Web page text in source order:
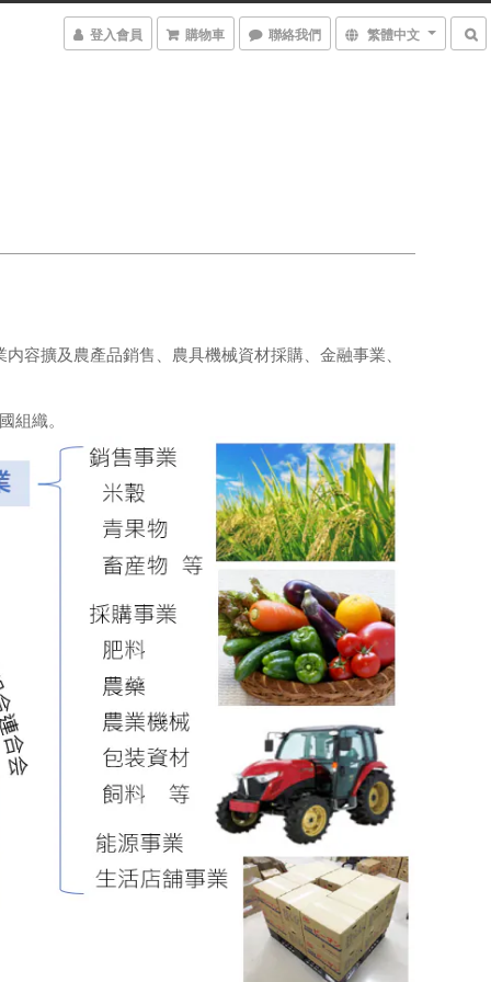
登入會員 購物車 聯絡我們 繁體中文
容擴及農產品銷售、農具機械資材採購、金融事業、
織。